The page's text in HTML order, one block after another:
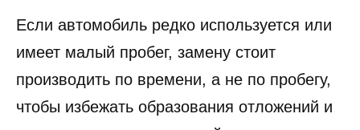
Если автомобиль редко используется или
имеет малый пробег, замену стоит
производить по времени, а не по пробегу,
чтобы избежать образования отложений и